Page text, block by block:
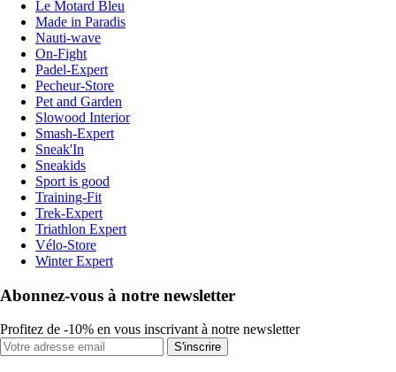
Le Motard Bleu
Made in Paradis
Nauti-wave
On-Fight
Padel-Expert
Pecheur-Store
Pet and Garden
Slowood Interior
Smash-Expert
Sneak'In
Sneakids
Sport is good
Training-Fit
Trek-Expert
Triathlon Expert
Vélo-Store
Winter Expert
Abonnez-vous à notre newsletter
Profitez de -10% en vous inscrivant à notre newsletter
S'inscrire